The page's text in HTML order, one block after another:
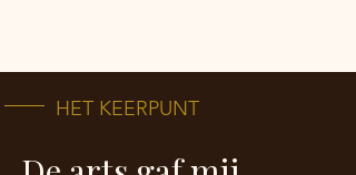
HET KEERPUNT